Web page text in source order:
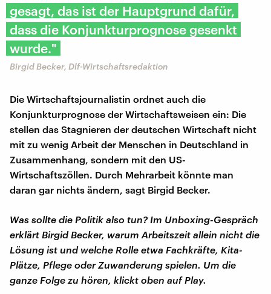
gesagt, das ist der Hauptgrund dafür,
dass die Konjunkturprognose gesenkt
wurde."
Birgid Becker, Dlf-Wirtschaftsredaktion
Die Wirtschaftsjournalistin ordnet auch die
Konjunkturprognose der Wirtschaftsweisen ein: Die
stellen das Stagnieren der deutschen Wirtschaft nicht
mit zu wenig Arbeit der Menschen in Deutschland in
Zusammenhang, sondern mit den US-
Wirtschaftszöllen. Durch Mehrarbeit könnte man
daran gar nichts ändern, sagt Birgid Becker.
Was sollte die Politik also tun? Im Unboxing-Gespräch
erklärt Birgid Becker, warum Arbeitszeit allein nicht die
Lösung ist und welche Rolle etwa Fachkräfte, Kita-
Plätze, Pflege oder Zuwanderung spielen. Um die
ganze Folge zu hören, klickt oben auf Play.